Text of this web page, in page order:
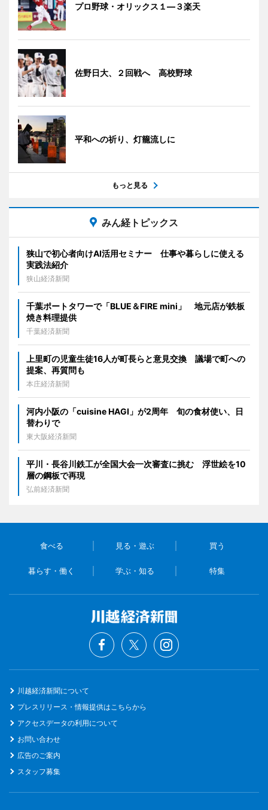
プロ野球・オリックス１―３楽天
佐野日大、２回戦へ 高校野球
平和への祈り、灯籠流しに
もっと見る
みん経トピックス
狭山で初心者向けAI活用セミナー 仕事や暮らしに使える
実践法紹介
狭山経済新聞
千葉ポートタワーで「BLUE＆FIRE mini」 地元店が鉄板
焼き料理提供
千葉経済新聞
上里町の児童生徒16人が町長らと意見交換 議場で町への
提案、再質問も
本庄経済新聞
河内小阪の「cuisine HAGI」が2周年 旬の食材使い、日
替わりで
東大阪経済新聞
平川・長谷川鉄工が全国大会一次審査に挑む 浮世絵を10
層の鋼板で再現
弘前経済新聞
食べる 見る・遊ぶ 買う
暮らす・働く 学ぶ・知る 特集
川越経済新聞について
プレスリリース・情報提供はこちらから
アクセスデータの利用について
お問い合わせ
広告のご案内
スタッフ募集